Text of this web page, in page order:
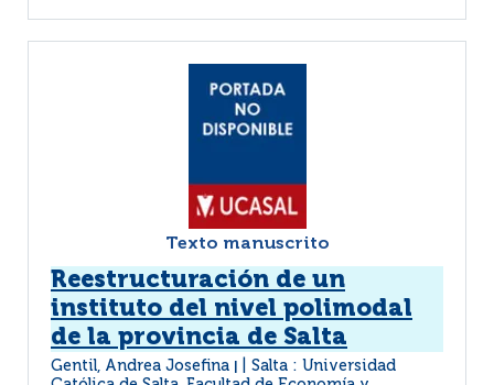
Texto manuscrito
Reestructuración de un
instituto del nivel polimodal
de la provincia de Salta
Gentil, Andrea Josefina
Salta : Universidad